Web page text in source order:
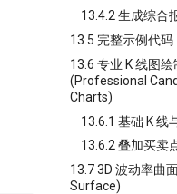
13.4.2 生成综合
13.5 完整示例代码
13.6 专业 K 线图绘
(Professional
Charts)
13.6.1 基础 K 线
13.6.2 叠加买卖
13.7 3D 波动率曲
Surface)